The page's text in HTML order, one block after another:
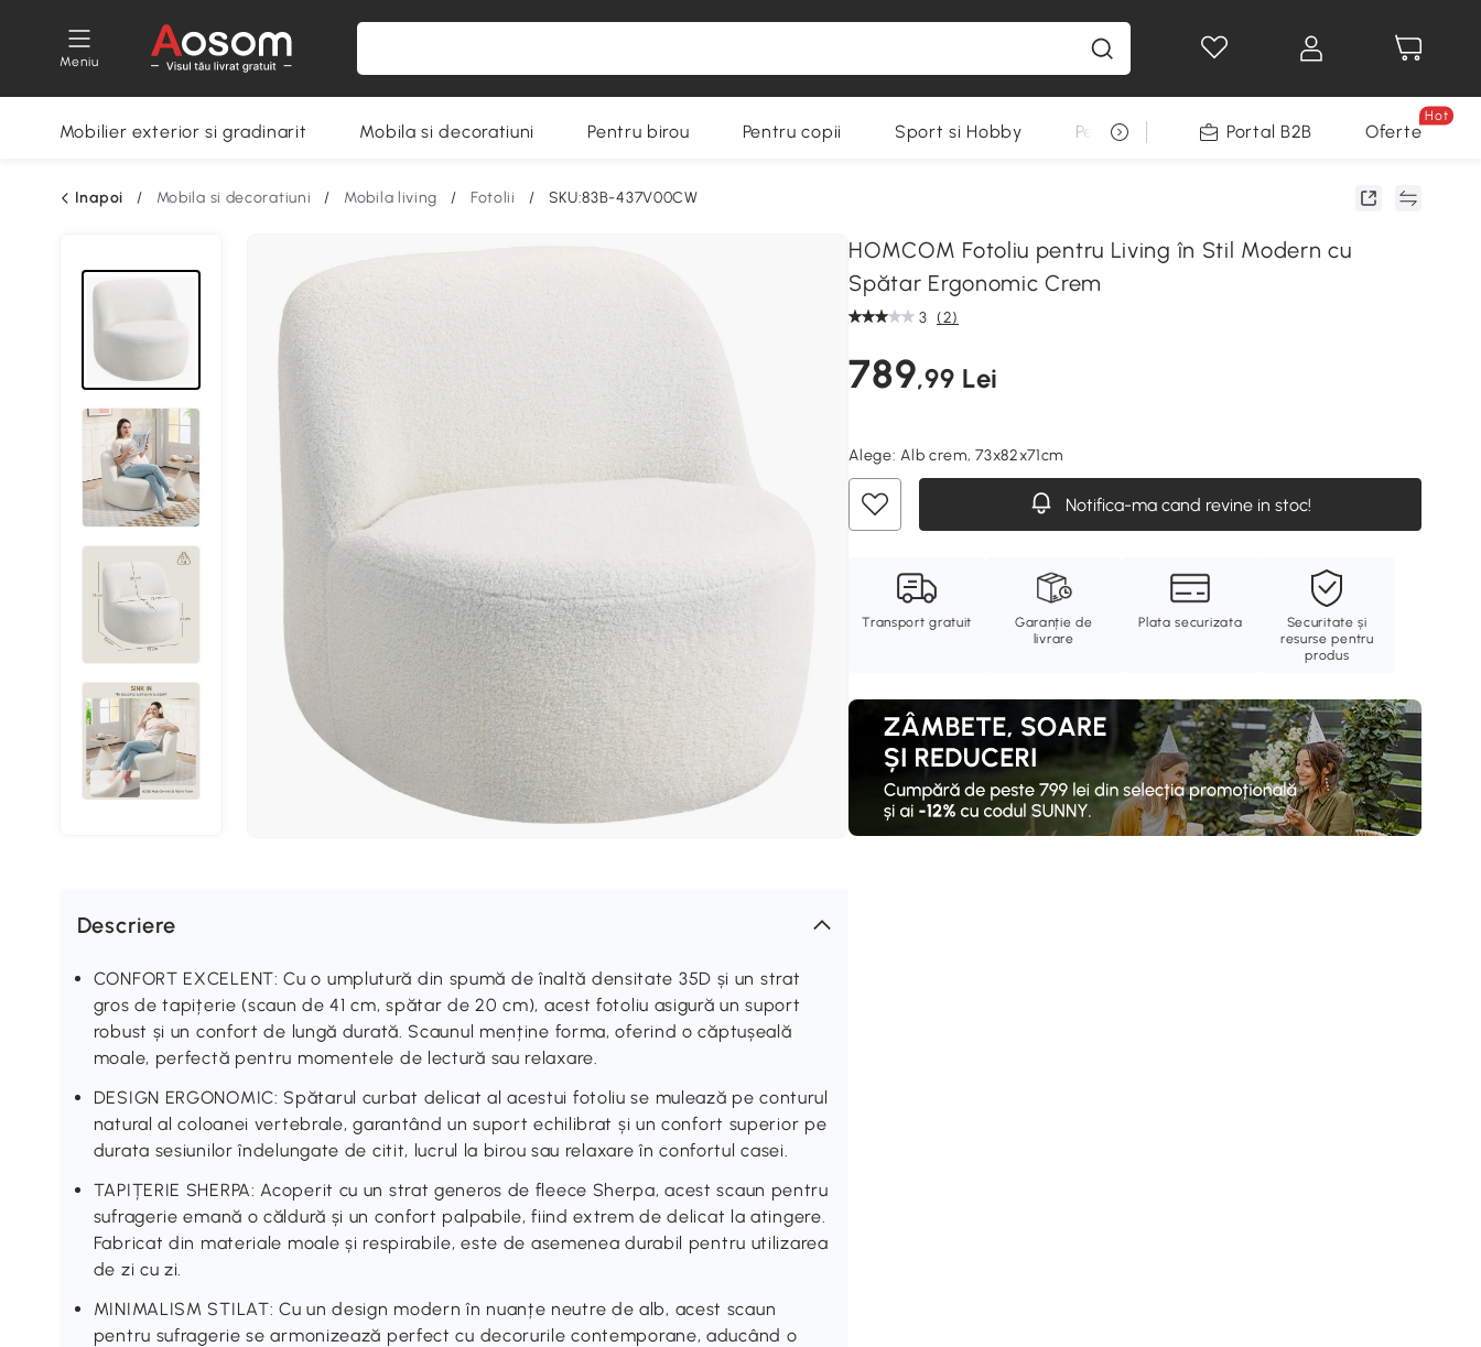
Meniu
Mobilier exterior si gradinarit Mobila si decoratiuni Pentru birou Pentru copii Sport si Hobby Pentru animale Decoratiuni Sarbatori
Portal B2B Oferte
Hot
Inapoi / Mobila si decoratiuni / Mobila living / Fotolii / SKU:83B-437V00CW
HOMCOM Fotoliu pentru Living în Stil Modern cu
Spătar Ergonomic Crem
3 (2)
789,99 Lei
Alege:Alb crem, 73x82x71cm
Notifica-ma cand revine in stoc!
Transport gratuit
Garanție de
livrare
Plata securizata
Securitate și
resurse pentru
produs
Descriere
CONFORT EXCELENT: Cu o umplutură din spumă de înaltă densitate 35D și un strat
gros de tapițerie (scaun de 41 cm, spătar de 20 cm), acest fotoliu asigură un suport
robust și un confort de lungă durată. Scaunul menține forma, oferind o căptușeală
moale, perfectă pentru momentele de lectură sau relaxare.
DESIGN ERGONOMIC: Spătarul curbat delicat al acestui fotoliu se mulează pe conturul
natural al coloanei vertebrale, garantând un suport echilibrat și un confort superior pe
durata sesiunilor îndelungate de citit, lucrul la birou sau relaxare în confortul casei.
TAPIȚERIE SHERPA: Acoperit cu un strat generos de fleece Sherpa, acest scaun pentru
sufragerie emană o căldură și un confort palpabile, fiind extrem de delicat la atingere.
Fabricat din materiale moale și respirabile, este de asemenea durabil pentru utilizarea
de zi cu zi.
MINIMALISM STILAT: Cu un design modern în nuanțe neutre de alb, acest scaun
pentru sufragerie se armonizează perfect cu decorurile contemporane, aducând o